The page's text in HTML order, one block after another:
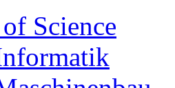
Science